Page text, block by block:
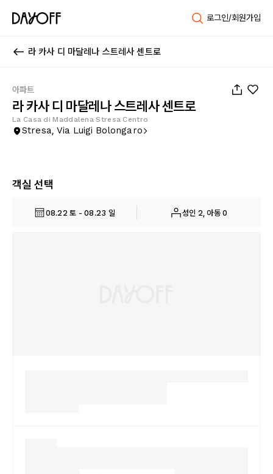
로그인/회원가입
라 카사 디 마달레나 스트레사 센트로
아파트
라 카사 디 마달레나 스트레사 센트로
La Casa di Maddalena Stresa Centro
Stresa, Via Luigi Bolongaro
객실 선택
08.22 토 - 08.23 일 성인 2, 아동 0